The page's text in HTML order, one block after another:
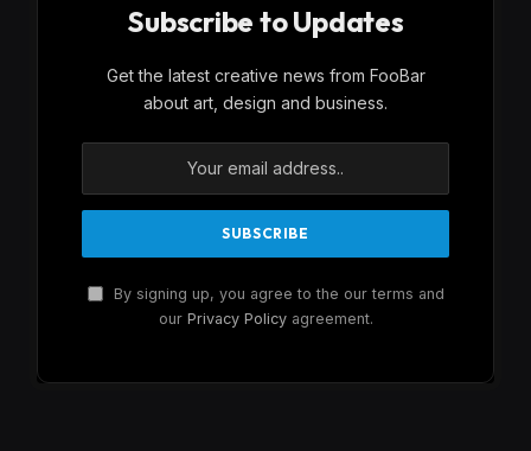
Subscribe to Updates
Get the latest creative news from FooBar
about art, design and business.
By signing up, you agree to the our terms and
our Privacy Policyagreement.